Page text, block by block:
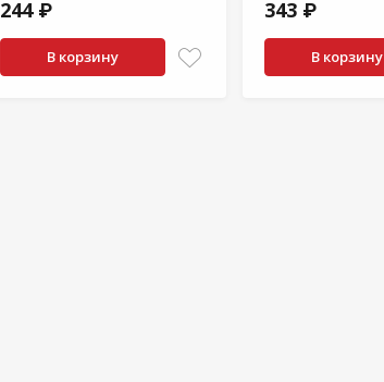
244 ₽
В корзину
343 ₽
В корзину